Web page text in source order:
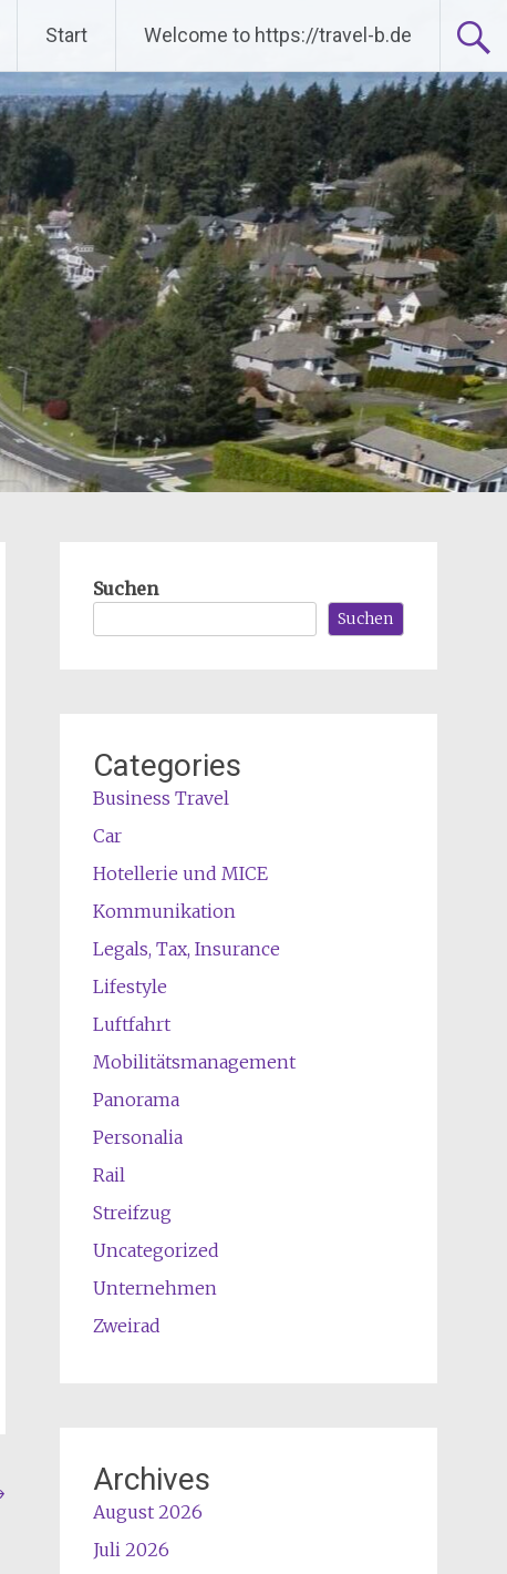
Start Welcome to https://travel-b.de
Suchen
Suchen
Categories
Business Travel
Car
Hotellerie und MICE
Kommunikation
Legals, Tax, Insurance
Lifestyle
Luftfahrt
Mobilitätsmanagement
Panorama
Personalia
Rail
Streifzug
Uncategorized
Unternehmen
Zweirad
Archives
August 2026
Juli 2026